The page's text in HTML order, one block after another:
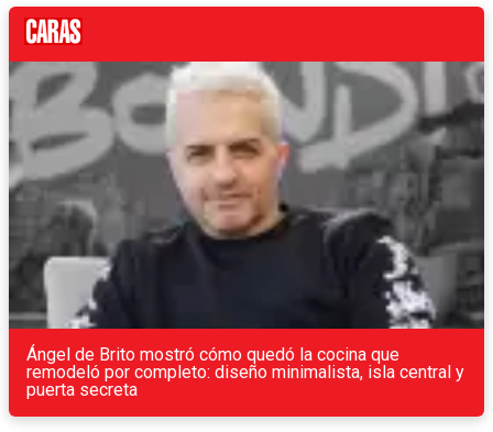
Ángel de Brito mostró cómo quedó la cocina que
remodeló por completo: diseño minimalista, isla central y
puerta secreta